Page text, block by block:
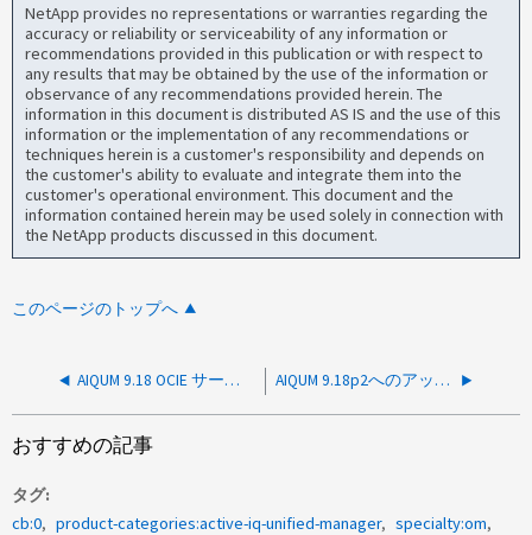
NetApp provides no representations or warranties regarding the
accuracy or reliability or serviceability of any information or
recommendations provided in this publication or with respect to
any results that may be obtained by the use of the information or
observance of any recommendations provided herein. The
information in this document is distributed AS IS and the use of this
information or the implementation of any recommendations or
techniques herein is a customer's responsibility and depends on
the customer's ability to evaluate and integrate them into the
customer's operational environment. This document and the
information contained herein may be used solely in connection with
the NetApp products discussed in this document.
このページのトップへ
AIQUM 9.18 OCIE サービスが OpenJDK C2 JIT コンパイラのバグにより再起動ループでクラッシュする AIQUM 9.18p2へのアップグレードまたは新規インストールには、以下の修正とパッチが必要です
おすすめの記事
タグ
cb:0
product-categories:active-iq-unified-manager
specialty:om